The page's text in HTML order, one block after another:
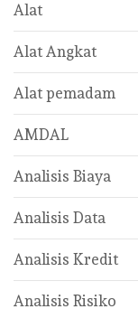
Alat
Alat Angkat
Alat pemadam
AMDAL
Analisis Biaya
Analisis Data
Analisis Kredit
Analisis Risiko